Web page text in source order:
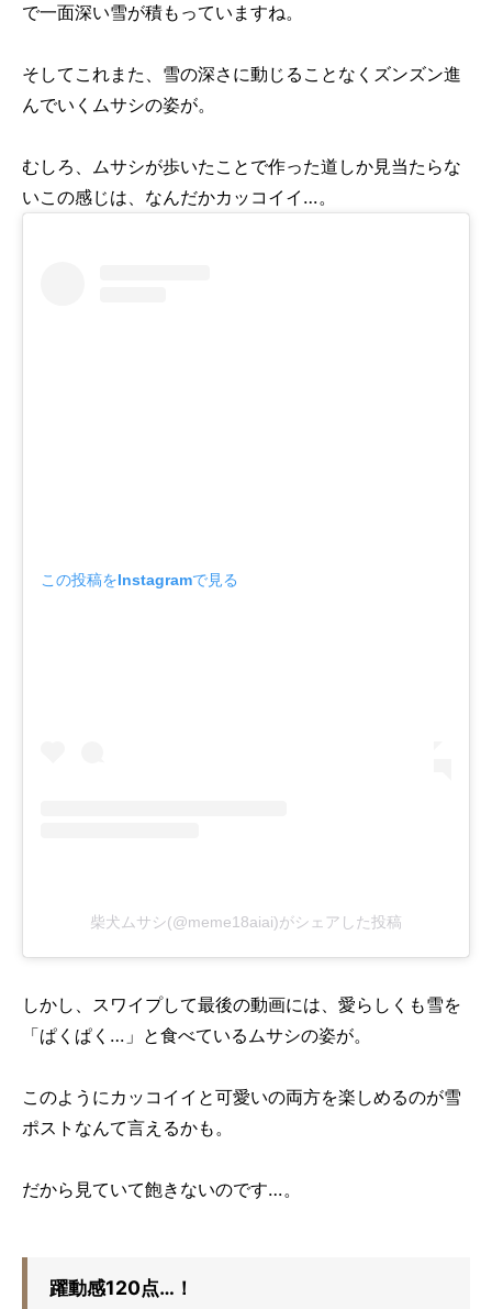
で一面深い雪が積もっていますね。
そしてこれまた、雪の深さに動じることなくズンズン進
んでいくムサシの姿が。
むしろ、ムサシが歩いたことで作った道しか見当たらな
いこの感じは、なんだかカッコイイ…。
この投稿をInstagramで見る
柴犬ムサシ(@meme18aiai)がシェアした投稿
しかし、スワイプして最後の動画には、愛らしくも雪を
「ぱくぱく…」と食べているムサシの姿が。
このようにカッコイイと可愛いの両方を楽しめるのが雪
ポストなんて言えるかも。
だから見ていて飽きないのです…。
躍動感120点…！